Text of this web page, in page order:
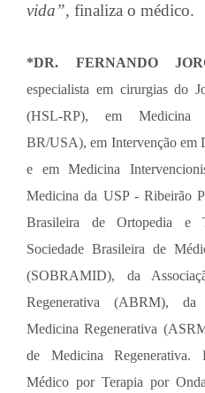
vida”, finaliza o médico.
*DR. FERNANDO
especialista em cirurgias do
(HSL-RP), em Medicina
BR/USA), em Intervenção em
e em Medicina
Medicina da USP - Ribeirão
Brasileira de Ortopedia e
Sociedade Brasileira de
(SOBRAMID), da
Regenerativa (ABRM), da
Medicina Regenerativa
de Medicina Regenerativa.
Médico por Terapia por